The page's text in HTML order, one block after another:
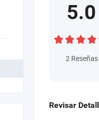
5.0
2 Reseñas
Revisar